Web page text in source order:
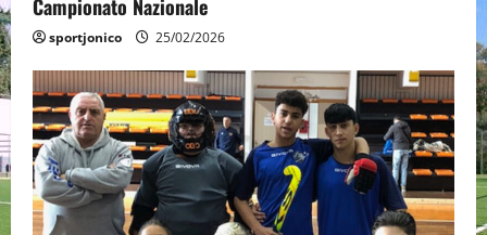
Campionato Nazionale
sportjonico 25/02/2026